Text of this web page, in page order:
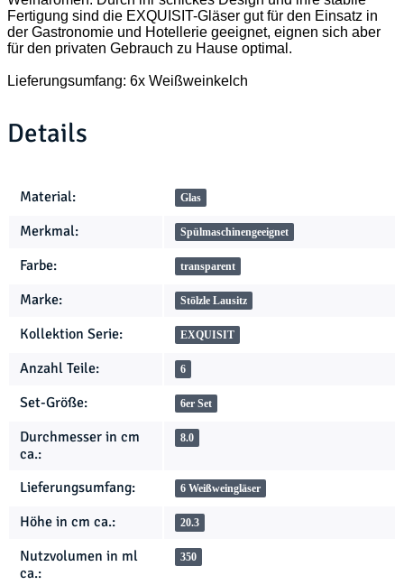
Fertigung sind die EXQUISIT-Gläser gut für den Einsatz in
der Gastronomie und Hotellerie geeignet, eignen sich aber
für den privaten Gebrauch zu Hause optimal.
Lieferungsumfang: 6x Weißweinkelch
Details
Produkteigenschaft
Wert
Material: Glas
Merkmal: Spülmaschinengeeignet
Farbe: transparent
Marke: Stölzle Lausitz
Kollektion Serie: EXQUISIT
Anzahl Teile: 6
Set-Größe: 6er Set
Durchmesser in cm
ca.:
8.0
Lieferungsumfang: 6 Weißweingläser
Höhe in cm ca.: 20.3
Nutzvolumen in ml
ca.:
350